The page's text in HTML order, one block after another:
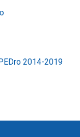
2014-2019